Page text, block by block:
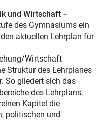
und Wirtschaft –
des Gymnasiums ein
aktuellen Lehrplan für
Wirtschaft
Struktur des Lehrplanes
So gliedert sich das
des Lehrplans.
Kapitel die
politischen und